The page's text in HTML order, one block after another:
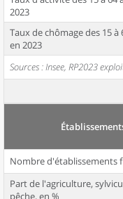
2023
Taux de chômage des 15 à
en 2023
Sources : Insee, RP2023
Nombre d'établissements
Part de l'agriculture,
pêche, en %